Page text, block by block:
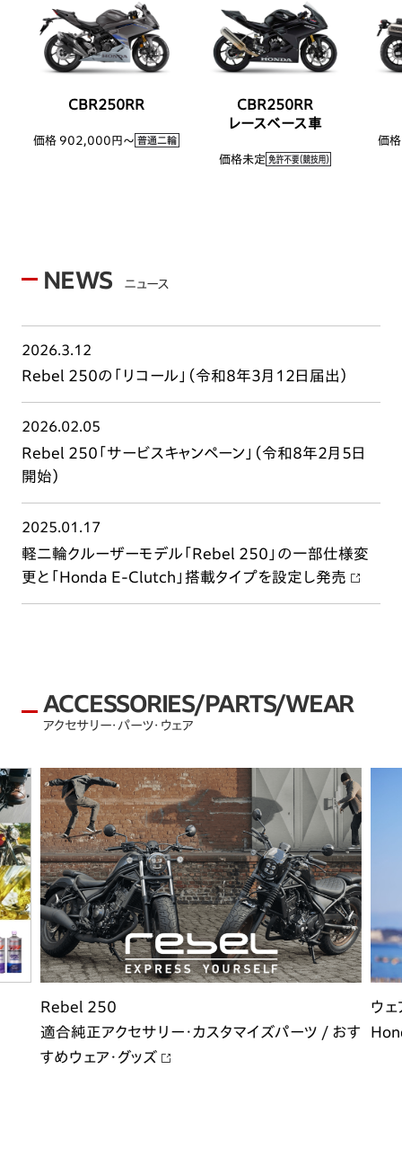
CBR250RR
価格 902,000円〜
CBR250RR
レースベース車
価格未定
価
NEWS ニュース
2026.3.12
Rebel 250の「リコール」（令和8年3月12日届出）
2026.02.05
Rebel 250「サービスキャンペーン」（令和8年2月5日
開始）
2025.01.17
軽二輪クルーザーモデル「Rebel 250」の一部仕様変
更と「Honda E-Clutch」搭載タイプを設定し発売
ACCESSORIES/PARTS/WEAR
アクセサリー・パーツ・ウェア
Rebel 250
適合純正アクセサリー・カスタマイズパーツ / おす
すめウェア・グッズ
ウェ